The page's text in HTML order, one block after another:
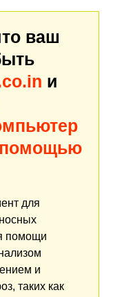
ваш
и
помощью
для
помощи
и
таких как